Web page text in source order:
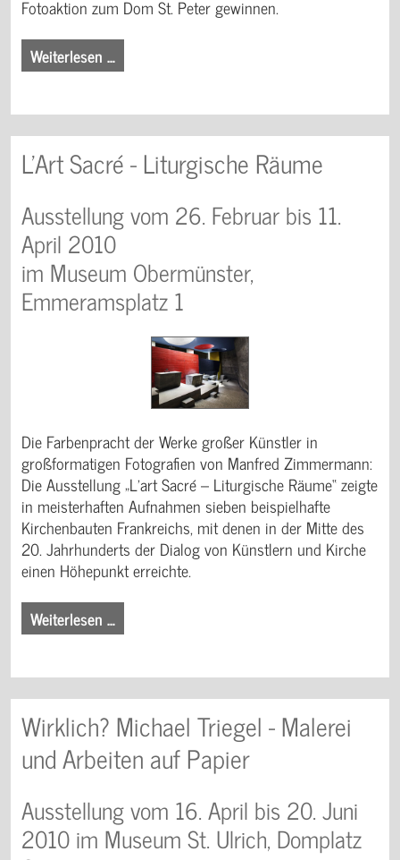
Fotoaktion zum Dom St. Peter gewinnen.
Weiterlesen …
L'Art Sacré - Liturgische Räume
Ausstellung vom 26. Februar bis 11.
April 2010
im Museum Obermünster,
Emmeramsplatz 1
Die Farbenpracht der Werke großer Künstler in
großformatigen Fotografien von Manfred Zimmermann:
Die Ausstellung „L’art Sacré – Liturgische Räume“ zeigte
in meisterhaften Aufnahmen sieben beispielhafte
Kirchenbauten Frankreichs, mit denen in der Mitte des
20. Jahrhunderts der Dialog von Künstlern und Kirche
einen Höhepunkt erreichte.
Weiterlesen …
Wirklich? Michael Triegel - Malerei
und Arbeiten auf Papier
Ausstellung vom 16. April bis 20. Juni
2010 im Museum St. Ulrich, Domplatz